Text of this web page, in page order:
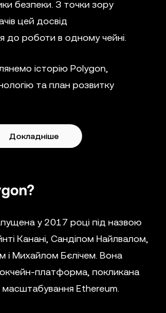
безпеки. З точки зору
цей досвід
до роботи в одному чейні.
історію Polygon,
та план розвитку
Докладніше
у 2017 році під назвою
Канані, Сандіпом Найлвалом,
Михайлом Бєлічем. Вона
платформа, покликана
Ethereum.